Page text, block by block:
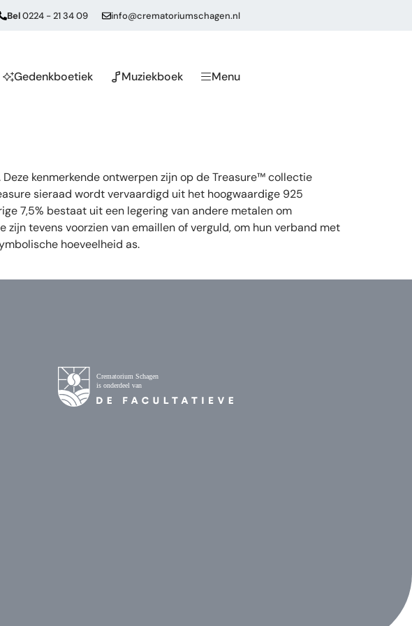
Bel0224 - 21 34 09 info@crematoriumschagen.nl
Gedenkboetiek Muziekboek Menu
kenmerkende ontwerpen zijn op de Treasure™ collectie
sieraad wordt vervaardigd uit het hoogwaardige 925
7,5% bestaat uit een legering van andere metalen om
tevens voorzien van emaillen of verguld, om hun verband met
hoeveelheid as.